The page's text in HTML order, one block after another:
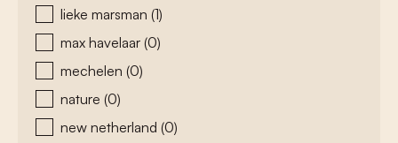
lieke marsman (1)
max havelaar (0)
mechelen (0)
nature (0)
new netherland (0)